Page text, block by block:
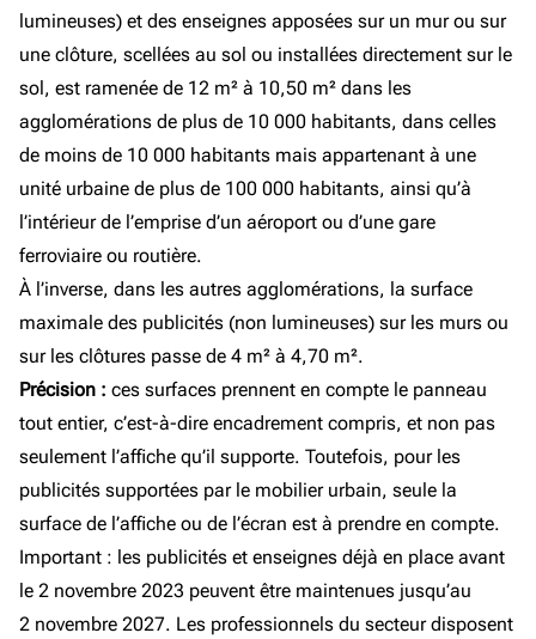
lumineuses) et des enseignes apposées sur un mur ou sur
une clôture, scellées au sol ou installées directement sur le
sol, est ramenée de 12 m² à 10,50 m² dans les
agglomérations de plus de 10 000 habitants, dans celles
de moins de 10 000 habitants mais appartenant à une
unité urbaine de plus de 100 000 habitants, ainsi qu’à
l’intérieur de l’emprise d’un aéroport ou d’une gare
ferroviaire ou routière.
À l’inverse, dans les autres agglomérations, la surface
maximale des publicités (non lumineuses) sur les murs ou
sur les clôtures passe de 4 m² à 4,70 m².
Précision : ces surfaces prennent en compte le panneau
tout entier, c’est-à-dire encadrement compris, et non pas
seulement l’affiche qu’il supporte. Toutefois, pour les
publicités supportées par le mobilier urbain, seule la
surface de l’affiche ou de l’écran est à prendre en compte.
Important : les publicités et enseignes déjà en place avant
le 2 novembre 2023 peuvent être maintenues jusqu’au
2 novembre 2027. Les professionnels du secteur disposent